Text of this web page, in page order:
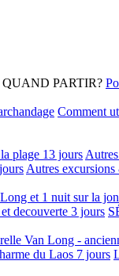
QUAND PARTIR?
Comment
plage 13 jours
Autres excursions
et 1 nuit sur la
decouverte 3 jours
Van Long -
du Laos 7 jours